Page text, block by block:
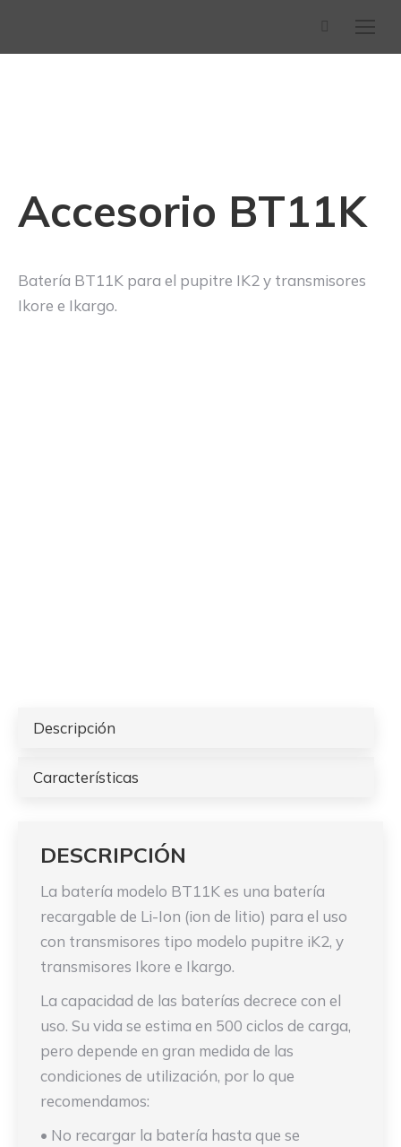
Buscar:
Accesorio BT11K
Batería BT11K para el pupitre IK2 y transmisores
Ikore e Ikargo.
Descripción
Características
DESCRIPCIÓN
La batería modelo BT11K es una batería
recargable de Li-Ion (ion de litio) para el uso
con transmisores tipo modelo pupitre iK2, y
transmisores Ikore e Ikargo.
La capacidad de las baterías decrece con el
uso. Su vida se estima en 500 ciclos de carga,
pero depende en gran medida de las
condiciones de utilización, por lo que
recomendamos:
• No recargar la batería hasta que se